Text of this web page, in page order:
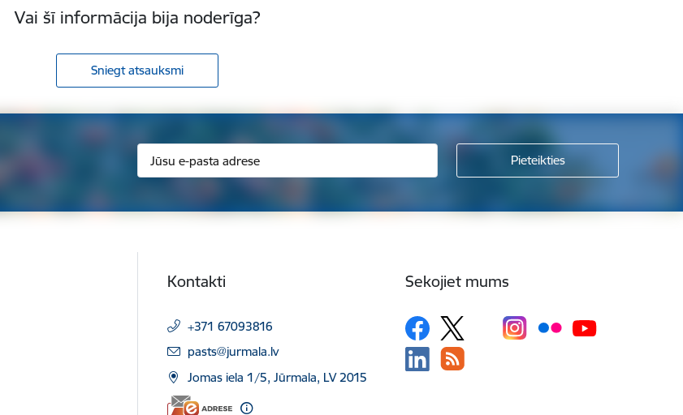
Vai šī informācija bija noderīga?
Sniegt atsauksmi
Kontakti
+371 67093816
E-pasts:
pasts@jurmala.lv
Jomas iela 1/5, Jūrmala, LV 2015
Sekojiet mums